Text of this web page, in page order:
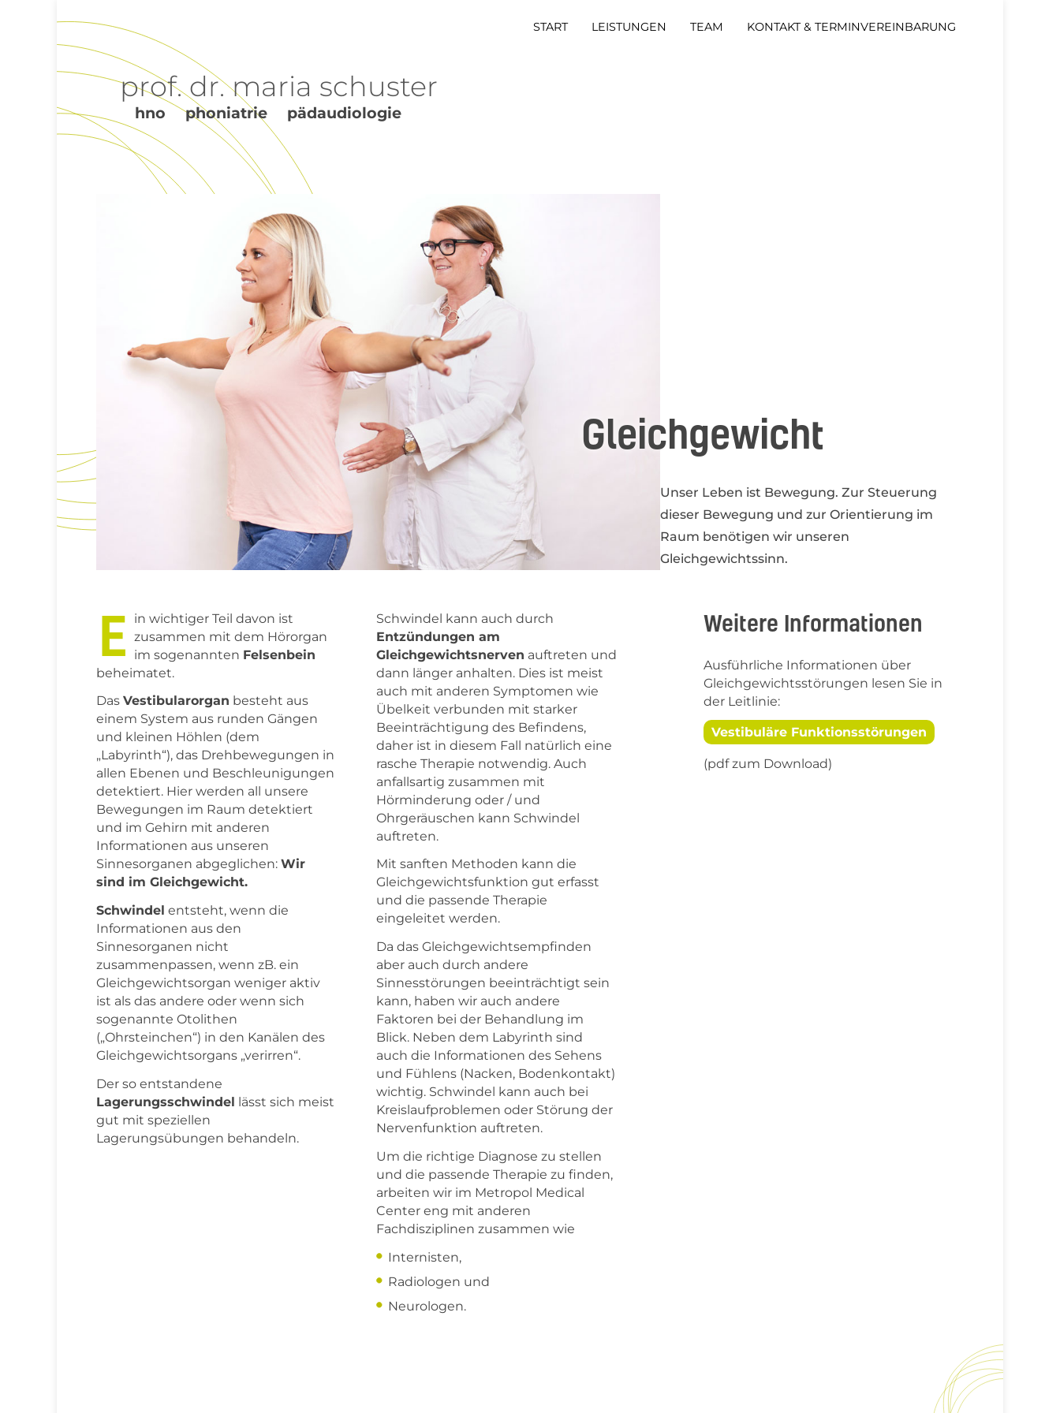
START LEISTUNGEN TEAM KONTAKT & TERMINVEREINBARUNG
prof. dr. maria schuster
hno phoniatrie pädaudiologie
Gleichgewicht
Unser Leben ist Bewegung. Zur Steuerung
dieser Bewegung und zur Orientierung im
Raum benötigen wir unseren
Gleichgewichtssinn.
E
in wichtiger Teil davon ist
zusammen mit dem Hörorgan
im sogenannten Felsenbein
beheimatet.
Das Vestibularorgan besteht aus
einem System aus runden Gängen
und kleinen Höhlen (dem
„Labyrinth“), das Drehbewegungen in
allen Ebenen und Beschleunigungen
detektiert. Hier werden all unsere
Bewegungen im Raum detektiert
und im Gehirn mit anderen
Informationen aus unseren
Sinnesorganen abgeglichen: Wir
sind im Gleichgewicht.
Schwindel entsteht, wenn die
Informationen aus den
Sinnesorganen nicht
zusammenpassen, wenn zB. ein
Gleichgewichtsorgan weniger aktiv
ist als das andere oder wenn sich
sogenannte Otolithen
(„Ohrsteinchen“) in den Kanälen des
Gleichgewichtsorgans „verirren“.
Der so entstandene
Lagerungsschwindel lässt sich meist
gut mit speziellen
Lagerungsübungen behandeln.
Schwindel kann auch durch
Entzündungen am
Gleichgewichtsnerven auftreten und
dann länger anhalten. Dies ist meist
auch mit anderen Symptomen wie
Übelkeit verbunden mit starker
Beeinträchtigung des Befindens,
daher ist in diesem Fall natürlich eine
rasche Therapie notwendig. Auch
anfallsartig zusammen mit
Hörminderung oder / und
Ohrgeräuschen kann Schwindel
auftreten.
Mit sanften Methoden kann die
Gleichgewichtsfunktion gut erfasst
und die passende Therapie
eingeleitet werden.
Da das Gleichgewichtsempfinden
aber auch durch andere
Sinnesstörungen beeinträchtigt sein
kann, haben wir auch andere
Faktoren bei der Behandlung im
Blick. Neben dem Labyrinth sind
auch die Informationen des Sehens
und Fühlens (Nacken, Bodenkontakt)
wichtig. Schwindel kann auch bei
Kreislaufproblemen oder Störung der
Nervenfunktion auftreten.
Um die richtige Diagnose zu stellen
und die passende Therapie zu finden,
arbeiten wir im Metropol Medical
Center eng mit anderen
Fachdisziplinen zusammen wie
Internisten,
Radiologen und
Neurologen.
Weitere Informationen
Ausführliche Informationen über
Gleichgewichtsstörungen lesen Sie in
der Leitlinie:
Vestibuläre Funktionsstörungen
(pdf zum Download)